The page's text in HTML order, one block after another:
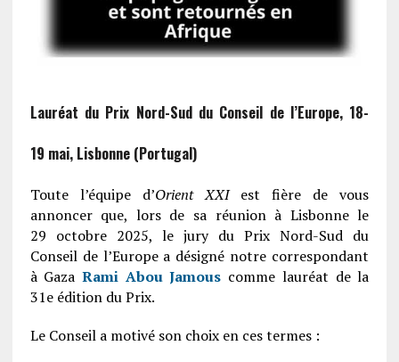
Lauréat du Prix Nord-Sud du Conseil de l’Europe, 18-
19 mai, Lisbonne (Portugal)
Toute l’équipe d’Orient XXIest fière de vous
annoncer que, lors de sa réunion à Lisbonne le
29 octobre 2025, le jury du Prix Nord-Sud du
Conseil de l’Europe a désigné notre correspondant
à GazaRami Abou Jamous comme lauréat de la
31e édition du Prix.
Le Conseil a motivé son choix en ces termes :